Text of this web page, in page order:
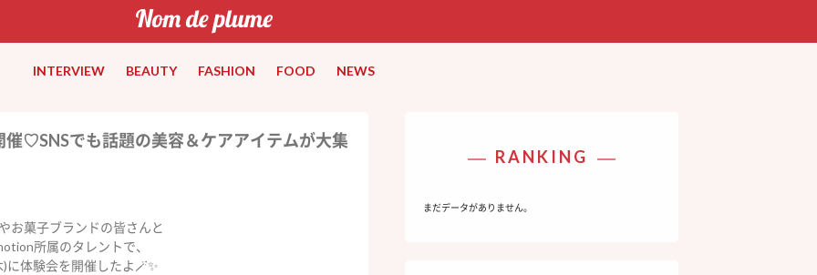
INTERVIEW BEAUTY FASHION FOOD NEWS
催♡SNSでも話題の美容＆ケアアイテムが大集
お菓子ブランドの皆さんと
所属のタレントで、
に体験会を開催したよ🪄✨
RANKING
まだデータがありません。